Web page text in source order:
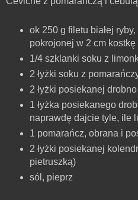
ok 250 g filetu białej
pokrojonej w 2 cm kostkę
1/4 szklanki soku z
2 łyżki soku z
2 łyżki posiekanej
1 łyżka posiekanego
naprawdę dajcie tyle, ile
1 pomarańcz, obrana i
2 łyżki posiekanej
pietruszką)
sól, pieprz